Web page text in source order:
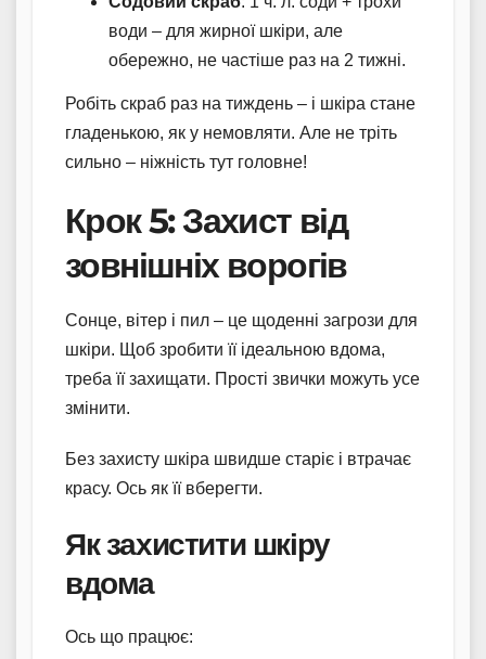
води – для жирної шкіри, але
обережно, не частіше раз на 2 тижні.
Робіть скраб раз на тиждень – і шкіра стане
гладенькою, як у немовляти. Але не тріть
сильно – ніжність тут головне!
Крок 5: Захист від
зовнішніх ворогів
Сонце, вітер і пил – це щоденні загрози для
шкіри. Щоб зробити її ідеальною вдома,
треба її захищати. Прості звички можуть усе
змінити.
Без захисту шкіра швидше старіє і втрачає
красу. Ось як її вберегти.
Як захистити шкіру
вдома
Ось що працює: